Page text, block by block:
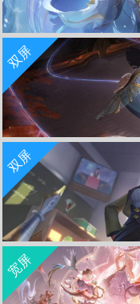
西施-游龙清影
双屏
魅语不知火舞
双屏
单词大作战 雅典
宽屏